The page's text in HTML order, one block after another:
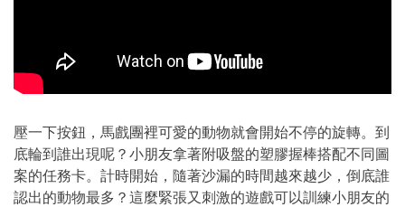
壓一下按鈕，馬戲團裡可愛的動物就會開始不停的旋轉。到
底輪到誰出現呢？小朋友拿著附吸盤的塑膠握棒搭配不同圖
案的任務卡。計時開始，隨著沙漏的時間越來越少，倒底誰
認出的動物最多？這麼緊張又刺激的遊戲可以訓練小朋友的